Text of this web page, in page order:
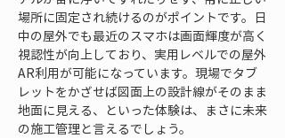
場所に固定され続けるのがポイントです。日
中の屋外でも最近のスマホは画面輝度が高く
視認性が向上しており、実用レベルでの屋外
AR利用が可能になっています。現場でタブ
レットをかざせば図面上の設計線がそのまま
地面に見える、といった体験は、まさに未来
の施工管理と言えるでしょう。